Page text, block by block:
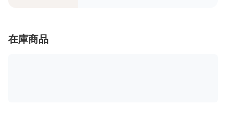
在庫商品